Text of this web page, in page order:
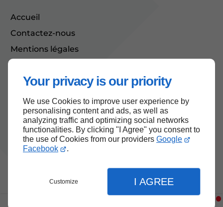
Your privacy is our priority
We use Cookies to improve user experience by
personalising content and ads, as well as
analyzing traffic and optimizing social networks
functionalities. By clicking "I Agree" you consent to
the use of Cookies from our providers Google
Facebook
.
Customize I AGREE
Accueil
Contactez-nous
Mentions légales
Haut de page